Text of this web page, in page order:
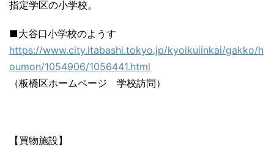
指定学区の小学校。
■大谷口小学校のようす
https://www.city.itabashi.tokyo.jp/kyoikuiinkai/gakko/h
oumon/1054906/1056441.html
（板橋区ホームページ 学校訪問）
【買物施設】